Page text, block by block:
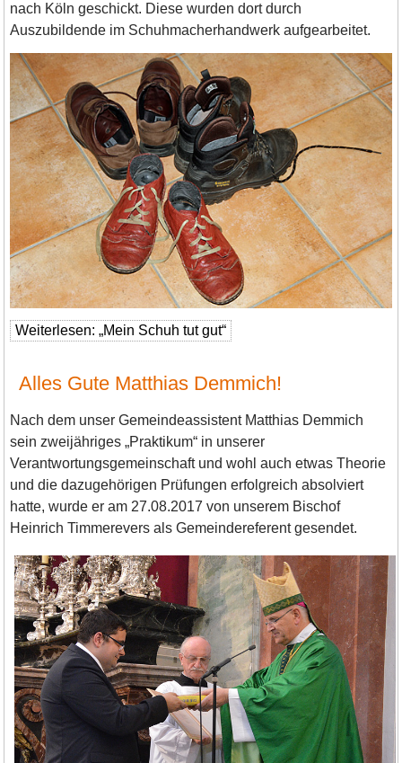
nach Köln geschickt. Diese wurden dort durch
Auszubildende im Schuhmacherhandwerk aufgearbeitet.
Weiterlesen: „Mein Schuh tut gut“
Alles Gute Matthias Demmich!
Nach dem unser Gemeindeassistent Matthias Demmich
sein zweijähriges „Praktikum“ in unserer
Verantwortungsgemeinschaft und wohl auch etwas Theorie
und die dazugehörigen Prüfungen erfolgreich absolviert
hatte, wurde er am 27.08.2017 von unserem Bischof
Heinrich Timmerevers als Gemeindereferent gesendet.